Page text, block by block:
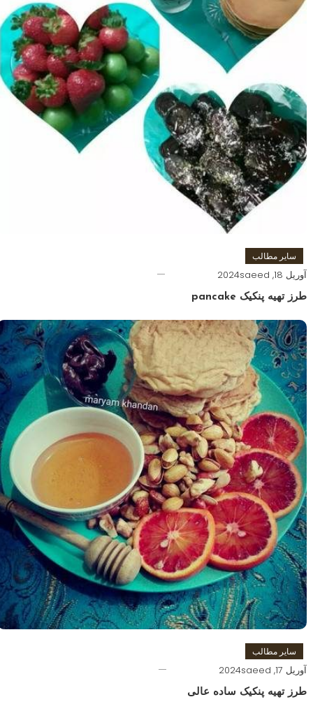
سایر مطالب
آوریل 18, 2024 saeed
طرز تهیه پنکیک pancake
سایر مطالب
آوریل 17, 2024 saeed
طرز تهیه پنکیک ساده عالی